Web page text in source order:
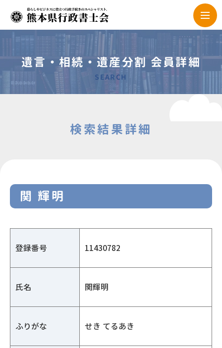
遺言・相続・遺産分割 会員詳細
SEARCH
検索結果詳細
関 輝明
登録番号 11430782
氏名 関輝明
ふりがな せき てるあき